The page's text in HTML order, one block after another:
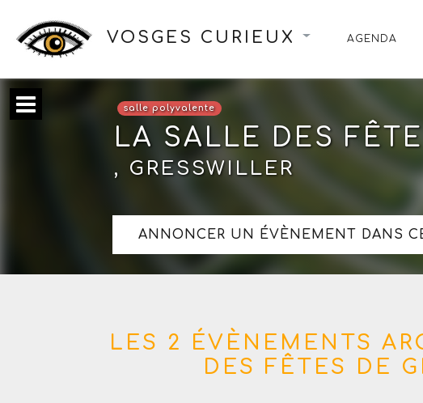
VOSGES CURIEUX AGENDA
salle polyvalente
LA SALLE DES
, GRESSWILLER
ANNONCER UN ÉVÈNEMENT DANS
LES 2 ÉVÈNEMENTS
DES FÊTES DE